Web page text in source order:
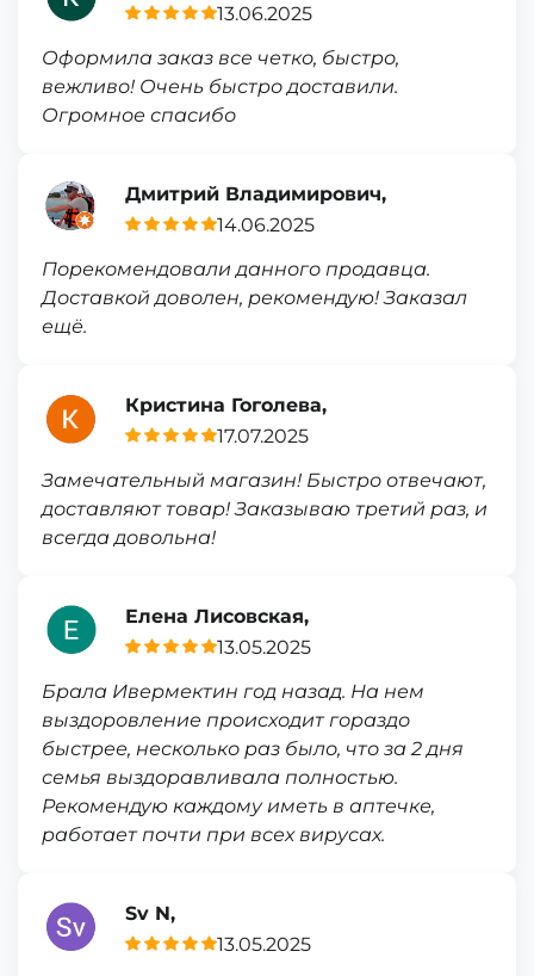
13.06.2025
Оформила заказ все четко, быстро,
вежливо! Очень быстро доставили.
Огромное спасибо
Дмитрий Владимирович,
14.06.2025
Порекомендовали данного продавца.
Доставкой доволен, рекомендую! Заказал
ещё.
Кристина Гоголева,
17.07.2025
Замечательный магазин! Быстро отвечают,
доставляют товар! Заказываю третий раз, и
всегда довольна!
Елена Лисовская,
13.05.2025
Брала Ивермектин год назад. На нем
выздоровление происходит гораздо
быстрее, несколько раз было, что за 2 дня
семья выздоравливала полностью.
Рекомендую каждому иметь в аптечке,
работает почти при всех вирусах.
Sv N,
13.05.2025